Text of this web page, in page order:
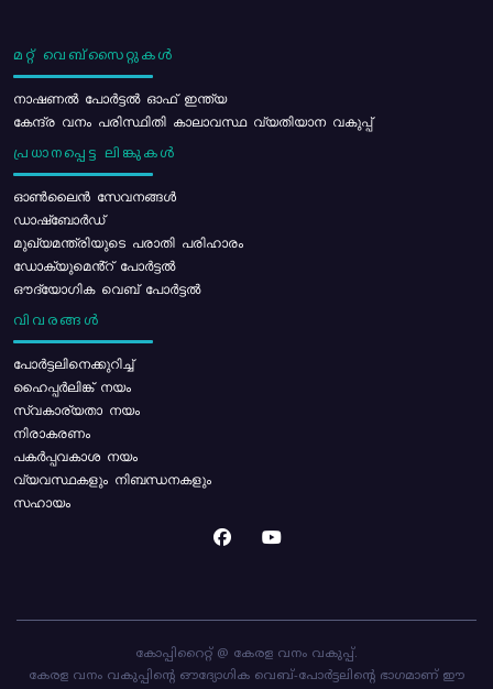
മറ്റ് വെബ്സൈറ്റുകൾ
നാഷണൽ പോർട്ടൽ ഓഫ് ഇന്ത്യ
കേന്ദ്ര വനം പരിസ്ഥിതി കാലാവസ്ഥ വ്യതിയാന വകുപ്പ്
പ്രധാനപ്പെട്ട ലിങ്കുകൾ
ഓൺലൈൻ സേവനങ്ങൾ
ഡാഷ്ബോർഡ്
മുഖ്യമന്ത്രിയുടെ പരാതി പരിഹാരം
ഡോക്യുമെൻ്റ് പോർട്ടൽ
ഔദ്യോഗിക വെബ് പോർട്ടൽ
വിവരങ്ങൾ
പോര്‍ട്ടലിനെക്കുറിച്ച്
ഹൈപ്പർലിങ്ക് നയം
സ്വകാര്യതാ നയം
നിരാകരണം
പകർപ്പവകാശ നയം
വ്യവസ്ഥകളും നിബന്ധനകളും
സഹായം
കോപ്പിറൈറ്റ് @ കേരള വനം വകുപ്പ്.
കേരള വനം വകുപ്പിന്റെ ഔദ്യോഗിക വെബ്-പോർട്ടലിന്റെ ഭാഗമാണ് ഈ